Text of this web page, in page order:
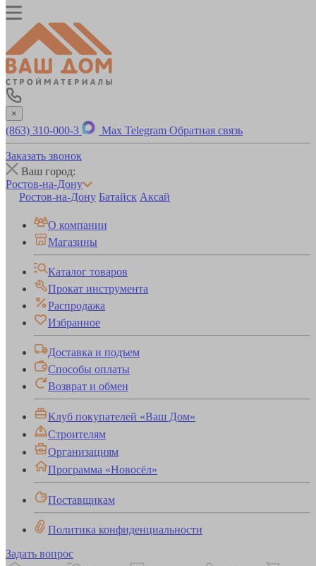
×
(863) 310-000-3 Max Telegram Обратная связь
Заказать звонок
Ваш город:
Ростов-на-Дону
Ростов-на-Дону Батайск Аксай
О компании
Магазины
Каталог товаров
Прокат инструмента
Распродажа
Избранное
Доставка и подъем
Способы оплаты
Возврат и обмен
Клуб покупателей «Ваш Дом»
Строителям
Организациям
Программа «Новосёл»
Поставщикам
Политика конфиденциальности
Задать вопрос